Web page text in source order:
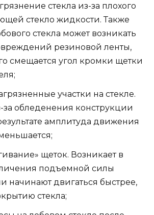
стекла из-за плохого
стекло жидкости. Также
стекла может возникать
резиновой ленты,
смещается угол кромки щетки
участки на стекле.
за обледенения конструкции
амплитуда движения
щеток. Возникает в
подъемной силы
начинают двигаться быстрее,
стекла;